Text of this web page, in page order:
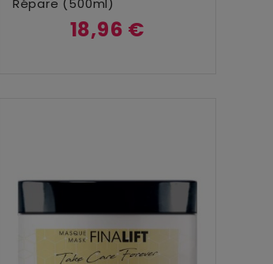
Répare (500ml)
18,96 €